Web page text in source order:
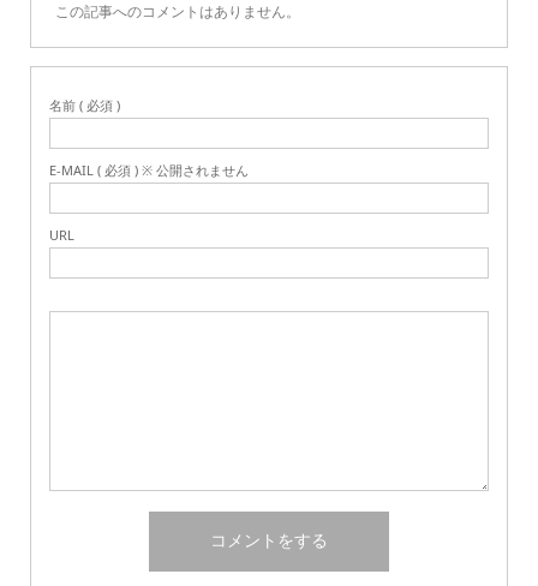
この記事へのコメントはありません。
名前 ( 必須 )
E-MAIL ( 必須 ) ※ 公開されません
URL